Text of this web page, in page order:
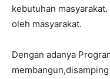
kebutuhan
oleh masyarakat.
Dengan adanya